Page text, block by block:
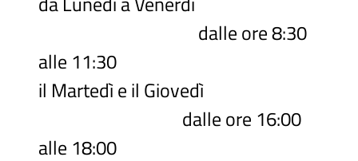
dalle ore 8:30
alle 11:30
il Martedì e il Giovedì
dalle ore 16:00
alle 18:00